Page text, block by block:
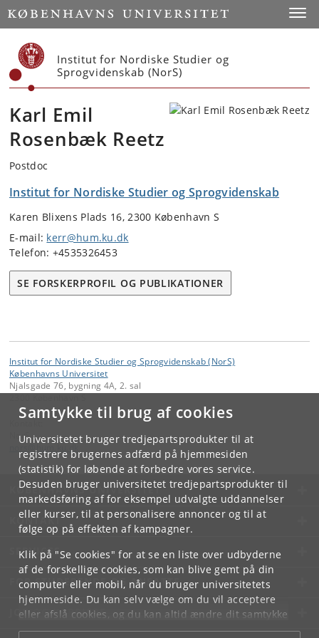
Samtykke til brug af cookies
Universitetet bruger tredjepartsprodukter til at
registrere brugernes adfærd på hjemmesiden
(statistik) for løbende at forbedre vores service.
Desuden bruger universitetet tredjepartsprodukter til
markedsføring af for eksempel udvalgte uddannelser
eller kurser, til at personalisere annoncer og til at
følge op på effekten af kampagner.
Klik på "Se cookies" for at se en liste over udbyderne
af de forskellige cookies, som kan blive gemt på din
computer eller mobil, når du bruger universitetets
hjemmeside. Du kan selv vælge om du vil acceptere
eller afslå cookies, og du kan altid ændre dit samtykke
underCookie- og privatlivspolitiksom du finder i
Start
Institut for Nordiske Studier og
Sprogvidenskab (NorS)
Karl Emil
Rosenbæk Reetz
Postdoc
Institut for Nordiske Studier og Sprogvidenskab
Karen Blixens Plads 16, 2300 København S
E-mail: kerr@hum.ku.dk
Telefon: +4535326453
SE FORSKERPROFIL OG PUBLIKATIONER
Institut for Nordiske Studier og Sprogvidenskab (NorS)
Københavns Universitet
Njalsgade 76, bygning 4A, 2. sal
NorS
KØBENHAVNS UNIVERSITET
KONTAKT
SERVICES
FOR STUDERENDE OG ANSATTE
JOB OG KARRIERE